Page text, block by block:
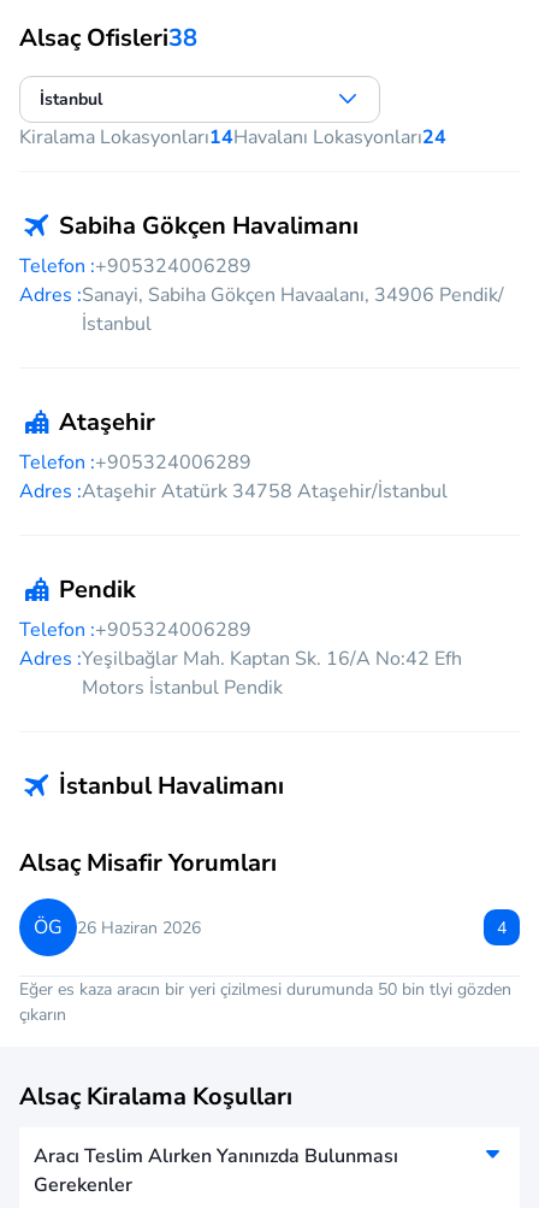
Alsaç Ofisleri38
İstanbul
Havalanı Lokasyonları24
Kiralama Lokasyonları14
Sabiha Gökçen Havalimanı
Telefon :+905324006289
Adres :Sanayi, Sabiha Gökçen Havaalanı, 34906 Pendik/
İstanbul
Ataşehir
Telefon :+905324006289
Adres :Ataşehir Atatürk 34758 Ataşehir/İstanbul
Pendik
Telefon :+905324006289
Adres :Yeşilbağlar Mah. Kaptan Sk. 16/A No:42 Efh
Motors İstanbul Pendik
İstanbul Havalimanı
Adres : Tayakadın, Terminal Caddesi No:1, 34283
Kadıköy
Telefon :
Alsaç Misafir Yorumları
ÖG 26 Haziran 2026 4
Eğer es kaza aracın bir yeri çizilmesi durumunda 50 bin tlyi gözden
çıkarın
Alsaç Kiralama Koşulları
Aracı Teslim Alırken Yanınızda Bulunması
Gerekenler